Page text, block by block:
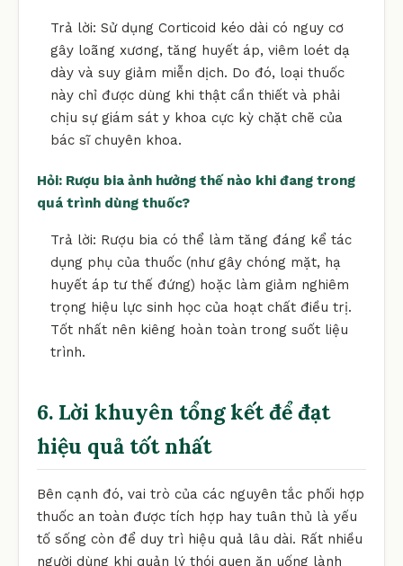
Trả lời: Sử dụng Corticoid kéo dài có nguy cơ
gây loãng xương, tăng huyết áp, viêm loét dạ
dày và suy giảm miễn dịch. Do đó, loại thuốc
này chỉ được dùng khi thật cần thiết và phải
chịu sự giám sát y khoa cực kỳ chặt chẽ của
bác sĩ chuyên khoa.
Hỏi: Rượu bia ảnh hưởng thế nào khi đang trong
quá trình dùng thuốc?
Trả lời: Rượu bia có thể làm tăng đáng kể tác
dụng phụ của thuốc (như gây chóng mặt, hạ
huyết áp tư thế đứng) hoặc làm giảm nghiêm
trọng hiệu lực sinh học của hoạt chất điều trị.
Tốt nhất nên kiêng hoàn toàn trong suốt liệu
trình.
6. Lời khuyên tổng kết để đạt
hiệu quả tốt nhất
Bên cạnh đó, vai trò của các nguyên tắc phối hợp
thuốc an toàn được tích hợp hay tuân thủ là yếu
tố sống còn để duy trì hiệu quả lâu dài. Rất nhiều
người dùng khi quản lý thói quen ăn uống lành